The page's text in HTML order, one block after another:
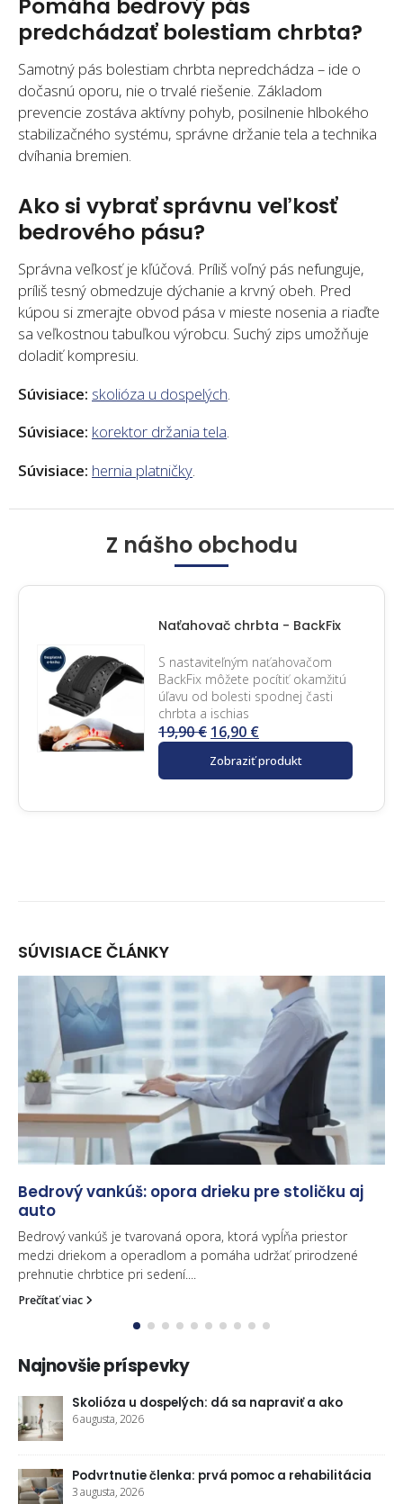
predchádzať bolestiam chrbta?
Samotný pás bolestiam chrbta nepredchádza – ide o
dočasnú oporu, nie o trvalé riešenie. Základom
prevencie zostáva aktívny pohyb, posilnenie hlbokého
stabilizačného systému, správne držanie tela a technika
dvíhania bremien.
Ako si vybrať správnu veľkosť
bedrového pásu?
Správna veľkosť je kľúčová. Príliš voľný pás nefunguje,
príliš tesný obmedzuje dýchanie a krvný obeh. Pred
kúpou si zmerajte obvod pása v mieste nosenia a riaďte
sa veľkostnou tabuľkou výrobcu. Suchý zips umožňuje
doladiť kompresiu.
Súvisiace: skolióza u dospelých
Súvisiace: korektor držania tela.
Súvisiace: hernia platničky.
Z nášho obchodu
Naťahovač chrbta - BackFix
S nastaviteľným naťahovačom
BackFix môžete pocítiť okamžitú
úľavu od bolesti spodnej časti
chrbta a ischias
19,90€ 16,90 €
Zobraziť produkt
SÚVISIACE ČLÁNKY
Bedrový vankúš: opora drieku pre stoličku aj
auto
Bedrový vankúš je tvarovaná opora, ktorá vypĺňa priestor
medzi driekom a operadlom a pomáha udržať prirodzené
prehnutie chrbtice pri sedení....
Prečítať viac
Najnovšie príspevky
Skolióza u dospelých: dá sa napraviť a ako
6 augusta, 2026
Podvrtnutie členka: prvá pomoc a rehabilitácia
3 augusta, 2026